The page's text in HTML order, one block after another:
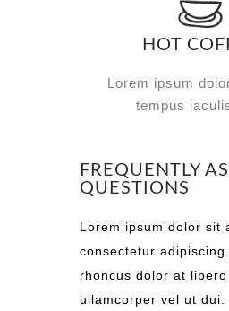
HOT
Lorem ipsum
tempus
FREQUENTLY
QUESTIONS
Lorem ipsum dolor sit
consectetur adipiscing
rhoncus dolor at
ullamcorper vel ut dui.